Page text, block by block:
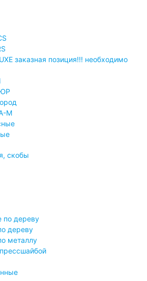
заказная позиция!!! необходимо
М
скобы
дереву
дереву
металлу